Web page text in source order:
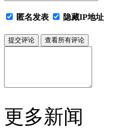
匿名发表 隐藏IP地址
更多新闻